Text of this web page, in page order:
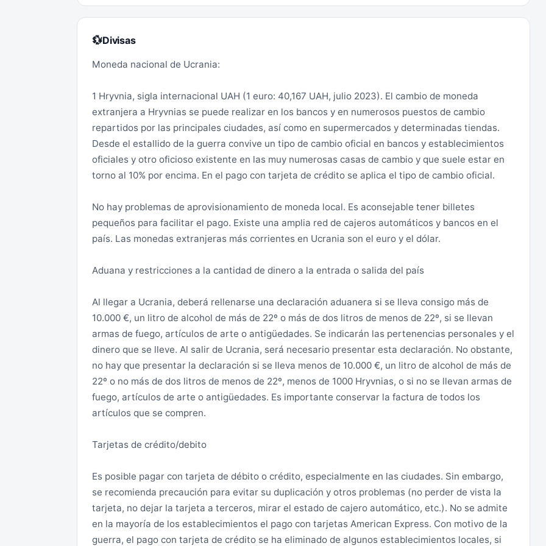
💱Divisas
Moneda nacional de Ucrania:
1 Hryvnia, sigla internacional UAH (1 euro: 40,167 UAH, julio 2023). El cambio de moneda
extranjera a Hryvnias se puede realizar en los bancos y en numerosos puestos de cambio
repartidos por las principales ciudades, así como en supermercados y determinadas tiendas.
Desde el estallido de la guerra convive un tipo de cambio oficial en bancos y establecimientos
oficiales y otro oficioso existente en las muy numerosas casas de cambio y que suele estar en
torno al 10% por encima. En el pago con tarjeta de crédito se aplica el tipo de cambio oficial.
No hay problemas de aprovisionamiento de moneda local. Es aconsejable tener billetes
pequeños para facilitar el pago. Existe una amplia red de cajeros automáticos y bancos en el
país. Las monedas extranjeras más corrientes en Ucrania son el euro y el dólar.
Aduana y restricciones a la cantidad de dinero a la entrada o salida del país
Al llegar a Ucrania, deberá rellenarse una declaración aduanera si se lleva consigo más de
10.000 €, un litro de alcohol de más de 22º o más de dos litros de menos de 22º, si se llevan
armas de fuego, artículos de arte o antigüedades. Se indicarán las pertenencias personales y el
dinero que se lleve. Al salir de Ucrania, será necesario presentar esta declaración. No obstante,
no hay que presentar la declaración si se lleva menos de 10.000 €, un litro de alcohol de más de
22º o no más de dos litros de menos de 22º, menos de 1000 Hryvnias, o si no se llevan armas de
fuego, artículos de arte o antigüedades. Es importante conservar la factura de todos los
artículos que se compren.
Tarjetas de crédito/debito
Es posible pagar con tarjeta de débito o crédito, especialmente en las ciudades. Sin embargo,
se recomienda precaución para evitar su duplicación y otros problemas (no perder de vista la
tarjeta, no dejar la tarjeta a terceros, mirar el estado de cajero automático, etc.). No se admite
en la mayoría de los establecimientos el pago con tarjetas American Express. Con motivo de la
guerra, el pago con tarjeta de crédito se ha eliminado de algunos establecimientos locales, si